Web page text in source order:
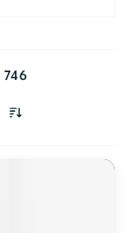
746